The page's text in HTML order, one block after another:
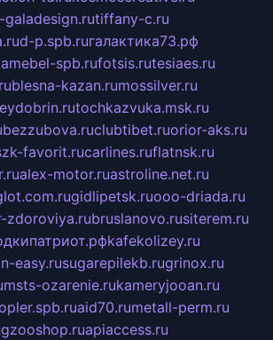
tiffany-c.ru
d-p.spb.ruгалактика73.рф
spb.rufotsis.rutesiaes.ru
blesna-kazan.rumossilver.ru
tochkazvuka.msk.ru
bezzubova.ruclubtibet.ruorior-aks.ru
favorit.rucarlines.ruflatnsk.ru
alex-motor.ruastroline.net.ru
gidlipetsk.ruooo-driada.ru
zdoroviya.rubruslanovo.rusiterem.ru
kafekolizey.ru
easy.rusugarepilekb.rugrinox.ru
msts-ozarenie.rukameryjooan.ru
aid70.rumetall-perm.ru
apiaccess.ru